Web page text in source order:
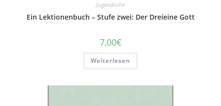
Jugendliche
Ein Lektionenbuch – Stufe zwei: Der Dreieine Gott
7,00€
Weiterlesen